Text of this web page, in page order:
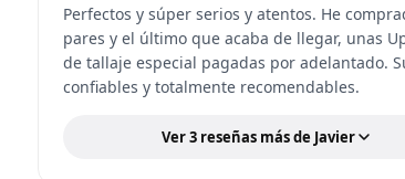
Perfectos y súper serios y atentos. He
pares y el último que acaba de llegar, unas
de tallaje especial pagadas por adelantado.
confiables y totalmente recomendables.
Ver 3 reseñas más de Javier